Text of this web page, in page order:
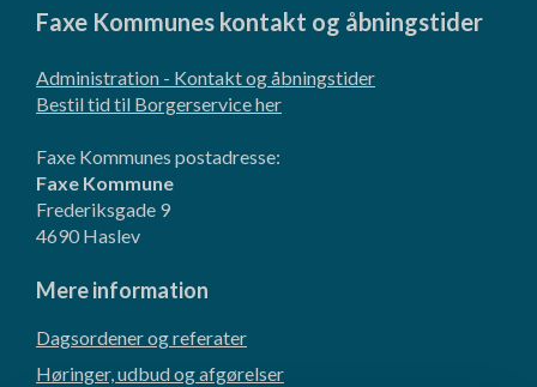
Faxe Kommunes kontakt og åbningstider
Administration - Kontakt og åbningstider
Bestil tid til Borgerservice her
Faxe Kommunes postadresse:
Faxe Kommune
Frederiksgade 9
4690 Haslev
Mere information
Dagsordener og referater
Høringer, udbud og afgørelser